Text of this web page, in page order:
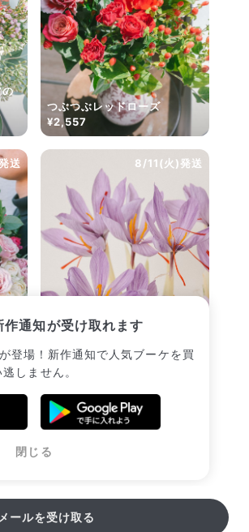
作通知が受け取れます
登場！新作通知で人気ブーケを買
逃しません。
閉じる
の
つぶつぶレッドローズ
¥2,557
送
ス
8/11(火)発送
【産直】希少！土も水もいら
ない「サフランの球根」
ールを受け取る